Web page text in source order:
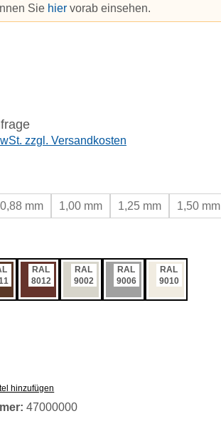
Sie hier vorab einsehen.
zzgl. Versandkosten
0,88 mm 1,00 mm 1,25 mm 1,50 mm
RAL
8012
RAL
9002
RAL
9006
RAL
9010
hinzufügen
47000000